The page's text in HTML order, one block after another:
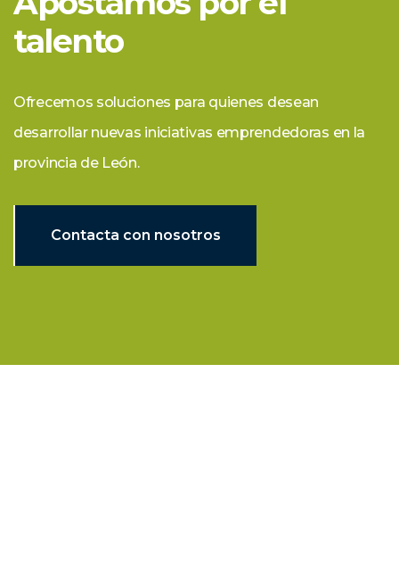
talento
Ofrecemos soluciones para quienes desean
desarrollar nuevas iniciativas emprendedoras en la
provincia de León.
Contacta con nosotros